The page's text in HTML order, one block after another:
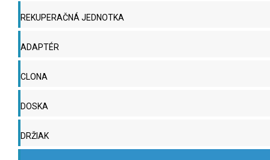
REKUPERAČNÁ JEDNOTKA
ADAPTÉR
CLONA
DOSKA
DRŽIAK